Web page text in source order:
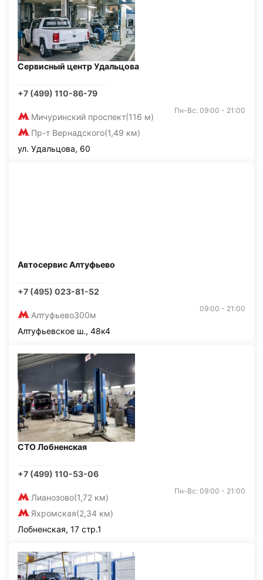
Сервисный центр Удальцова
+7 (499) 110-86-79
Мичуринский проспект(116 м)
Пр-т Вернадского(1,49 км)
Пн-Вс: 09:00 - 21:00
ул. Удальцова, 60
Автосервис Алтуфьево
+7 (495) 023-81-52
Алтуфьево300м
09:00 - 21:00
Алтуфьевское ш., 48к4
СТО Лобненская
+7 (499) 110-53-06
Лианозово(1,72 км)
Яхромская(2,34 км)
Пн-Вс: 09:00 - 21:00
Лобненская, 17 стр.1